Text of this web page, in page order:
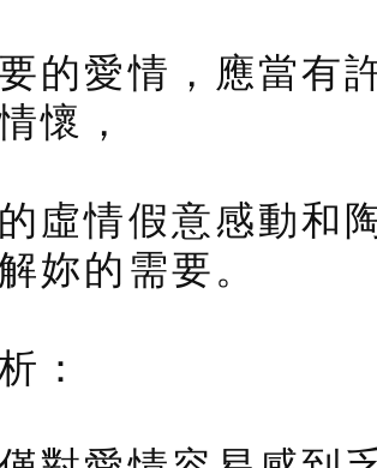
的愛情，應當有
懷，
虛情假意感動和
妳的需要。
：